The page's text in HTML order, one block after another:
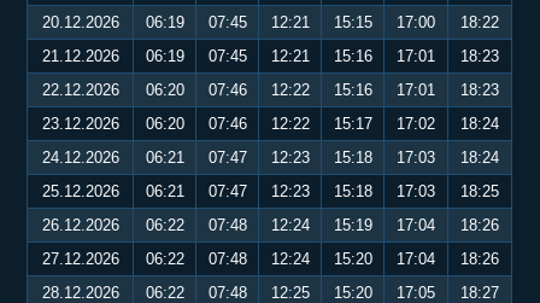
20.12.2026
06:19 07:45 12:21 15:15 17:00
18:22
21.12.2026
06:19 07:45 12:21 15:16 17:01
18:23
22.12.2026
06:20 07:46 12:22 15:16 17:01
18:23
23.12.2026
06:20 07:46 12:22 15:17 17:02
18:24
24.12.2026
06:21 07:47 12:23 15:18 17:03
18:24
25.12.2026
06:21 07:47 12:23 15:18 17:03
18:25
26.12.2026
06:22 07:48 12:24 15:19 17:04
18:26
27.12.2026
06:22 07:48 12:24 15:20 17:04
18:26
28.12.2026
06:22 07:48 12:25 15:20 17:05
18:27